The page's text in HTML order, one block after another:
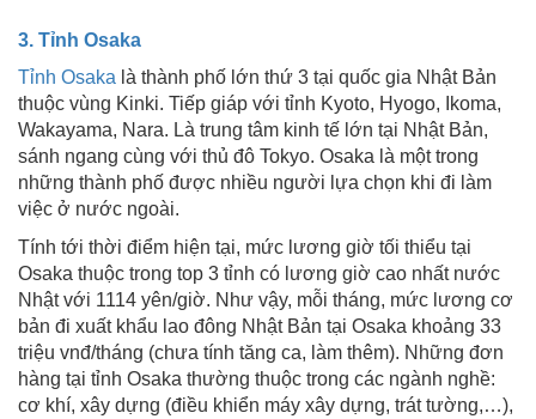
3. Tỉnh Osaka
Tỉnh Osaka là thành phố lớn thứ 3 tại quốc gia Nhật Bản
thuộc vùng Kinki. Tiếp giáp với tỉnh Kyoto, Hyogo, Ikoma,
Wakayama, Nara. Là trung tâm kinh tế lớn tại Nhật Bản,
sánh ngang cùng với thủ đô Tokyo. Osaka là một trong
những thành phố được nhiều người lựa chọn khi đi làm
việc ở nước ngoài.
Tính tới thời điểm hiện tại, mức lương giờ tối thiểu tại
Osaka thuộc trong top 3 tỉnh có lương giờ cao nhất nước
Nhật với 1114 yên/giờ. Như vậy, mỗi tháng, mức lương cơ
bản đi xuất khẩu lao đông Nhật Bản tại Osaka khoảng 33
triệu vnđ/tháng (chưa tính tăng ca, làm thêm). Những đơn
hàng tại tỉnh Osaka thường thuộc trong các ngành nghề:
cơ khí, xây dựng (điều khiển máy xây dựng, trát tường,…),